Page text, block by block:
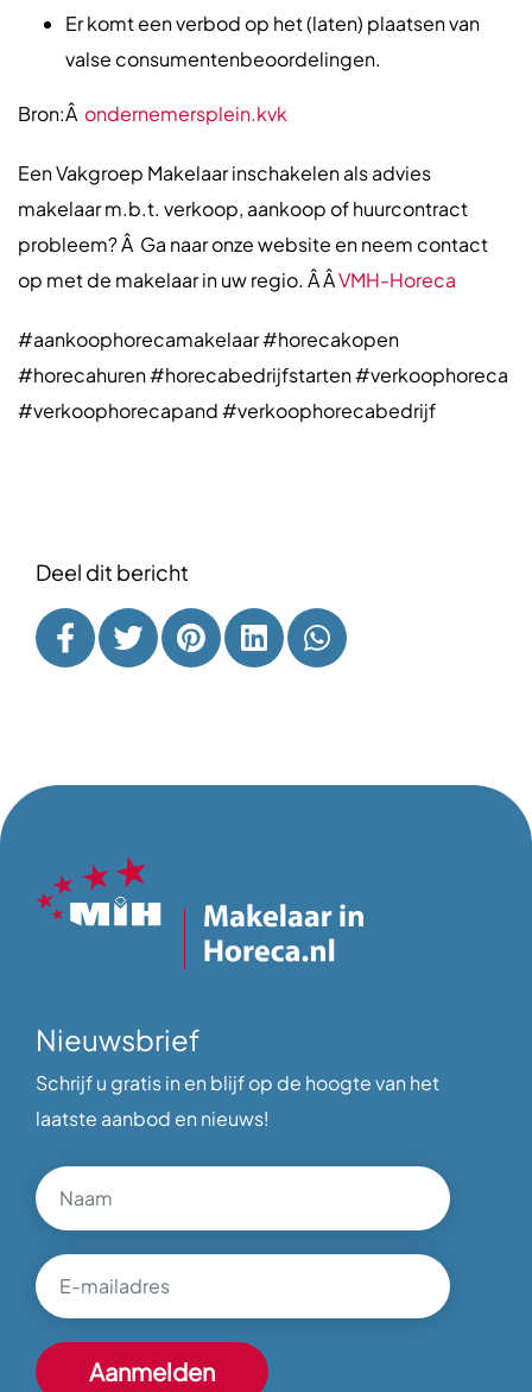
Er komt een verbod op het (laten) plaatsen van
valse consumentenbeoordelingen.
Bron:Â ondernemersplein.kvk
Een Vakgroep Makelaar inschakelen als advies
makelaar m.b.t. verkoop, aankoop of huurcontract
probleem? Â Ga naar onze website en neem contact
op met de makelaar in uw regio. Â ÂVMH-Horeca
#aankoophorecamakelaar #horecakopen
#horecahuren #horecabedrijfstarten #verkoophoreca
#verkoophorecapand #verkoophorecabedrijf
Deel dit bericht
Nieuwsbrief
Schrijf u gratis in en blijf op de hoogte van het
laatste aanbod en nieuws!